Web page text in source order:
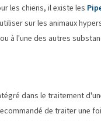
les chiens, il existe les
sur les animaux
à l'une des autres
dans le traitement
de traiter une